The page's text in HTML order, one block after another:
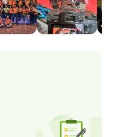
供，例如商業平面攝影、
毛毛台灣/格蘭威爾/正曜
拍縮時，依照客戶的需
效，快播快剪，將活動兩
剪輯2進播放，位客戶紀